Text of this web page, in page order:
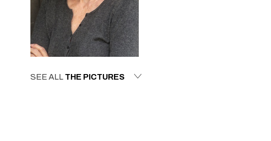
SEE ALL THE PICTURES